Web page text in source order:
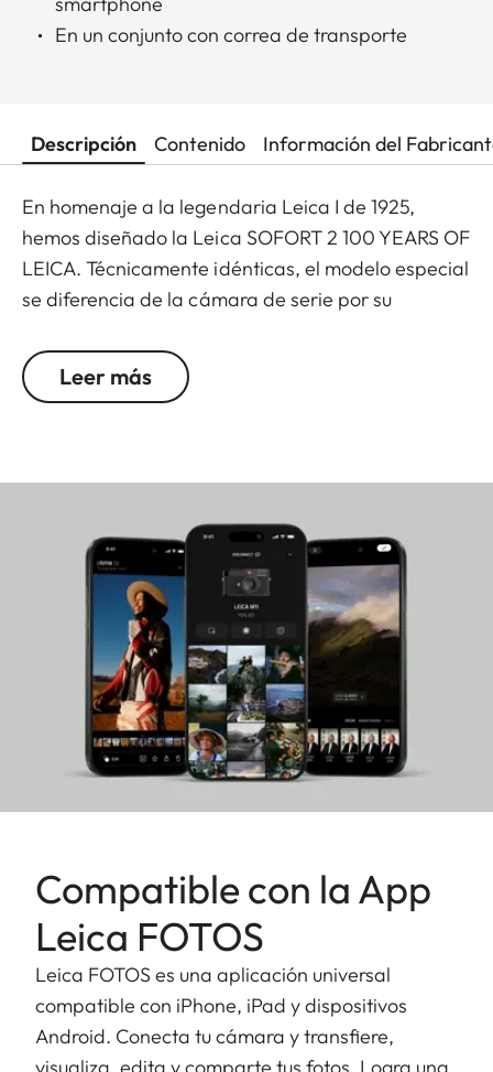
En un conjunto con correa de transporte
Descripción Contenido Información del
En homenaje a la legendaria Leica I de 1925,
hemos diseñado la Leica SOFORT 2 100 YEARS OF
LEICA. Técnicamente idénticas, el modelo especial
se diferencia de la cámara de serie por su
así como por el exclusivo logotipo "100" en la
cubierta superior de la cámara.
funciones creativas y su conexión rápida y sencilla
también se pueden transferir e imprimir
directamente imágenes de otras cámaras Leica.
Leer más
Compatible con la App
Leica FOTOS
Leica FOTOS es una aplicación universal
compatible con iPhone, iPad y dispositivos
Android. Conecta tu cámara y transfiere,